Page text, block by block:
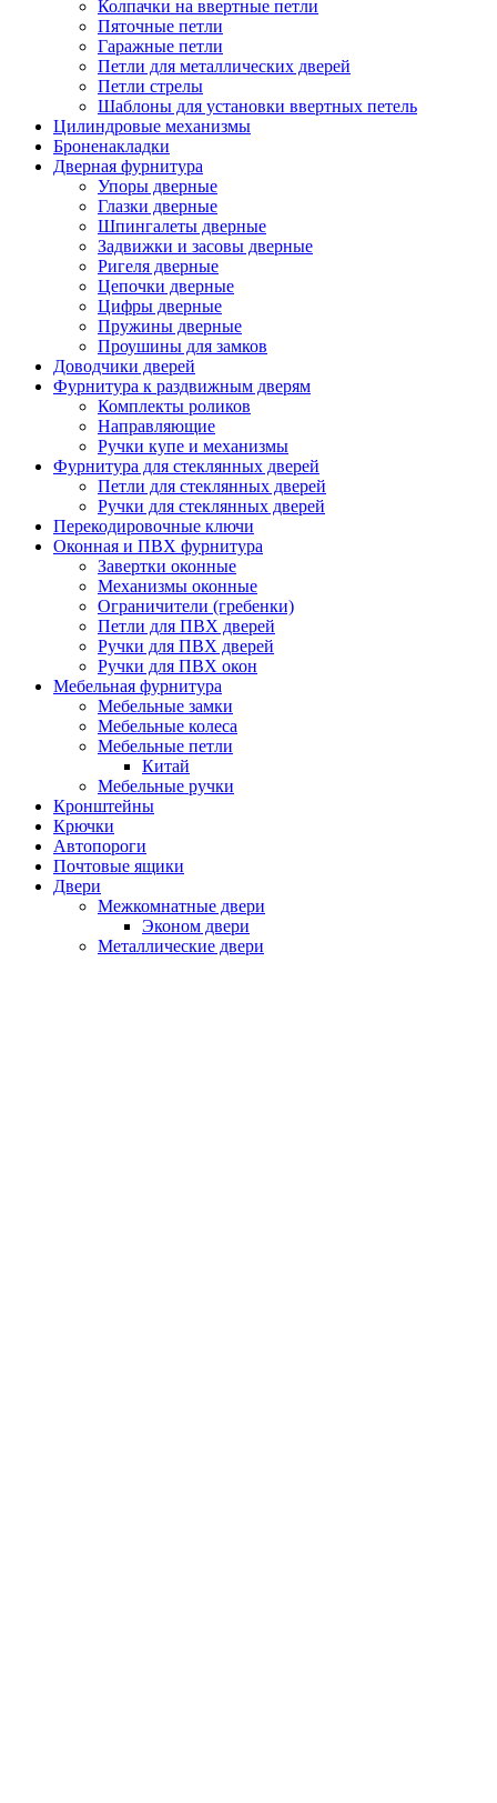
Колпачки на ввертные петли
Пяточные петли
Гаражные петли
Петли для металлических дверей
Петли стрелы
Шаблоны для установки ввертных петель
Цилиндровые механизмы
Броненакладки
Дверная фурнитура
Упоры дверные
Глазки дверные
Шпингалеты дверные
Задвижки и засовы дверные
Ригеля дверные
Цепочки дверные
Цифры дверные
Пружины дверные
Проушины для замков
Доводчики дверей
Фурнитура к раздвижным дверям
Комплекты роликов
Направляющие
Ручки купе и механизмы
Фурнитура для стеклянных дверей
Петли для стеклянных дверей
Ручки для стеклянных дверей
Перекодировочные ключи
Оконная и ПВХ фурнитура
Завертки оконные
Механизмы оконные
Ограничители (гребенки)
Петли для ПВХ дверей
Ручки для ПВХ дверей
Ручки для ПВХ окон
Мебельная фурнитура
Мебельные замки
Мебельные колеса
Мебельные петли
Китай
Мебельные ручки
Кронштейны
Крючки
Автопороги
Почтовые ящики
Двери
Межкомнатные двери
Эконом двери
Металлические двери